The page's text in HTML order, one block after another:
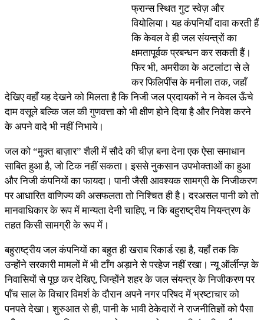
फ्रान्स स्थित गुट स्वेज़ और
वियोलिया। यह कंपनियाँ दावा करती हैं
कि केवल वे ही जल संयन्त्रों का
क्षमतापूर्वक प्रबन्धन कर सकती हैं।
फिर भी, अमरीका के अटलांटा से ले
कर फिलिपींस के मनीला तक, जहाँ
देखिए वहाँ यह देखने को मिलता है कि निजी जल प्रदायकों ने न केवल ऊँचे
दाम वसूले बल्कि जल की गुणवत्ता को भी क्षीण होने दिया है और निवेश करने
के अपने वादे भी नहीं निभाये।
जल को “मुक्त बाज़ार” शैली में सौदे की चीज़ बना देना एक ऐसा समाधान
साबित हुआ है, जो टिक नहीं सकता। इससे नुकसान उपभोक्ताओं का हुआ
और निजी कंपनियों का फायदा। पानी जैसी आवश्यक सामग्री के निजीकरण
पर आधारित वाणिज्य की असफलता तो निश्चित ही है। दरअसल पानी को तो
मानवाधिकार के रूप में मान्यता देनी चाहिए, न कि बहुराष्ट्रीय नियन्त्रण के
तहत किसी सामग्री के रूप में।
बहुराष्ट्रीय जल कंपनियों का बहुत ही खराब रिकार्ड रहा है, यहाँ तक कि
उन्होंने सरकारी मामलों में भी टाँग अड़ाने से परहेज नहीं रखा। न्यू ऑर्लीन्ज़ के
निवासियों से पूछ कर देखिए, जिन्होंने शहर के जल संयन्त्र के निजीकरण पर
पाँच साल के विचार विमर्श के दौरान अपने नगर परिषद में भ्रष्टाचार को
पनपते देखा। शुरुआत से ही, पानी के भावी ठेकेदारों ने राजनीतिज्ञों को पैसा